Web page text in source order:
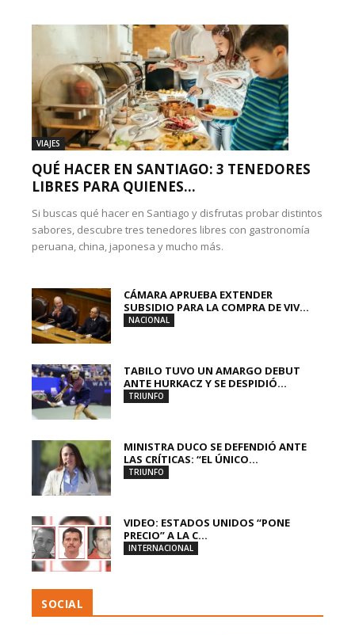
VIAJES
QUÉ HACER EN SANTIAGO: 3 TENEDORES
LIBRES PARA QUIENES...
Si buscas qué hacer en Santiago y disfrutas probar distintos
sabores, descubre tres tenedores libres con gastronomía
peruana, china, japonesa y mucho más.
CÁMARA APRUEBA EXTENDER
SUBSIDIO PARA LA COMPRA DE VIV...
NACIONAL
TABILO TUVO UN AMARGO DEBUT
ANTE HURKACZ Y SE DESPIDIÓ...
TRIUNFO
MINISTRA DUCO SE DEFENDIÓ ANTE
LAS CRÍTICAS: “EL ÚNICO...
TRIUNFO
VIDEO: ESTADOS UNIDOS “PONE
PRECIO” A LA C...
INTERNACIONAL
SOCIAL